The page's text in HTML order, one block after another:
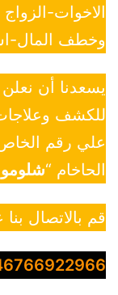
الاخوات-
وخطف المال-
يسعدنا أن نعلن
للكشف
علي رقم الخاص
الحاخام “شلومو
قم بالاتصال